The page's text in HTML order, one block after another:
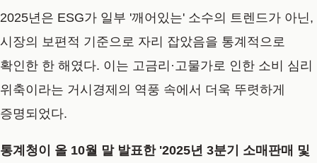
2025년은 ESG가 일부 '깨어있는' 소수의 트렌드가 아닌,
시장의 보편적 기준으로 자리 잡았음을 통계적으로
확인한 한 해였다. 이는 고금리·고물가로 인한 소비 심리
위축이라는 거시경제의 역풍 속에서 더욱 뚜렷하게
증명되었다.
통계청이 올 10월 말 발표한 '2025년 3분기 소매판매 및